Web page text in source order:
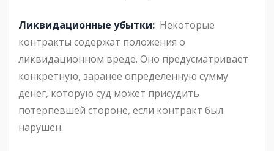
Ликвидационные убытки: Некоторые
контракты содержат положения о
ликвидационном вреде. Оно предусматривает
конкретную, заранее определенную сумму
денег, которую суд может присудить
потерпевшей стороне, если контракт был
нарушен.